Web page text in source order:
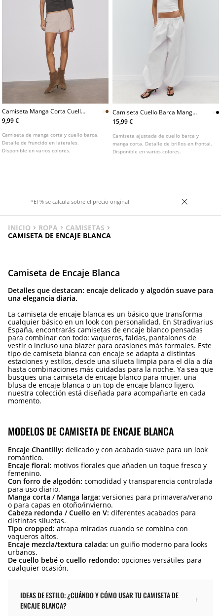
Camiseta Manga Corta Cuello
Barca Frunces L07055550
9,99 €
Camiseta de manga corta y cuello barca.
Detalle de fruncido en laterales.
Disponible en varios colores.
Camiseta Cuello Barca Manga
Corta Brillos One Dilemma
15,99 €
Camiseta ajustada de cuello barca y
manga corta. Detalle de brillos en frontal.
Disponible en varios colores.
*El % se calcula sobre el precio original
INICIO ROPA
CAMISETAS
CAMISETA DE ENCAJE BLANCA
Camiseta de Encaje Blanca
Detalles que destacan: encaje delicado y algodón suave para
una elegancia diaria.
La camiseta de encaje blanca es un básico que transforma
cualquier básico en un look con personalidad. En Stradivarius
España, encontrarás camisetas de encaje blanco pensadas
para combinar con todo: vaqueros, faldas, pantalones de
vestir o incluso una blazer para ocasiones más formales. Este
tipo de camiseta blanca con encaje se adapta a distintas
estaciones y estilos, desde una silueta limpia para el día a día
hasta combinaciones más cuidadas para la noche. Ya sea que
busques una camiseta de encaje blanco para mujer, una
blusa de encaje blanca o un top de encaje blanco ligero,
nuestra colección está diseñada para acompañarte en cada
momento.
MODELOS DE CAMISETA DE ENCAJE BLANCA
Encaje Chantilly: delicado y con acabado suave para un look
romántico.
Encaje floral: motivos florales que añaden un toque fresco y
femenino.
Con forro de algodón: comodidad y transparencia controlada
para uso diario.
Manga corta / Manga larga: versiones para primavera/verano
o para capas en otoño/invierno.
Cabeza redonda / Cuello en V: diferentes acabados para
distintas siluetas.
Tipo cropped: atrapa miradas cuando se combina con
vaqueros altos.
Encaje mezcla/textura calada: un guiño moderno para looks
urbanos.
De cuello bebé o cuello redondo: opciones versátiles para
cualquier ocasión.
IDEAS DE ESTILO: ¿CUÁNDO Y CÓMO USAR TU CAMISETA DE
ENCAJE BLANCA?